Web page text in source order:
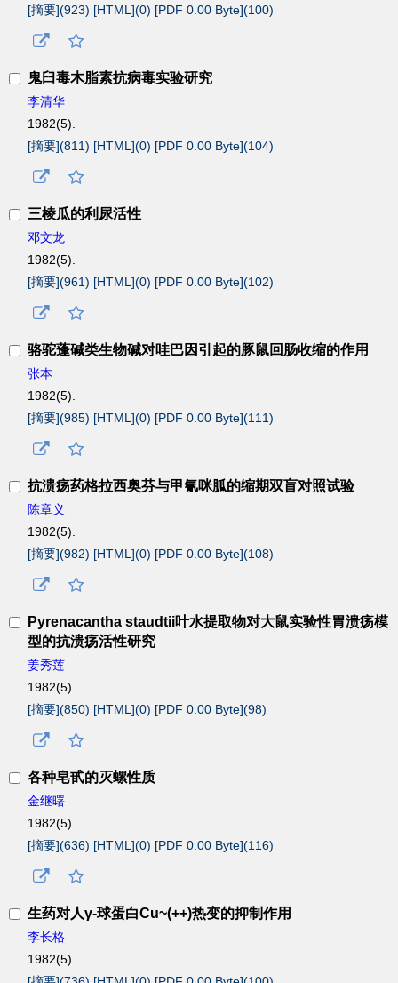
[摘要](923) [HTML](0) [PDF 0.00 Byte](100)
鬼臼毒木脂素抗病毒实验研究
李清华
1982(5).
[摘要](811) [HTML](0) [PDF 0.00 Byte](104)
三棱瓜的利尿活性
邓文龙
1982(5).
[摘要](961) [HTML](0) [PDF 0.00 Byte](102)
骆驼蓬碱类生物碱对哇巴因引起的豚鼠回肠收缩的作用
张本
1982(5).
[摘要](985) [HTML](0) [PDF 0.00 Byte](111)
抗溃疡药格拉西奥芬与甲氰咪胍的缩期双盲对照试验
陈章义
1982(5).
[摘要](982) [HTML](0) [PDF 0.00 Byte](108)
Pyrenacantha staudtii叶水提取物对大鼠实验性胃溃疡模
型的抗溃疡活性研究
姜秀莲
1982(5).
[摘要](850) [HTML](0) [PDF 0.00 Byte](98)
各种皂甙的灭螺性质
金继曙
1982(5).
[摘要](636) [HTML](0) [PDF 0.00 Byte](116)
生药对人γ-球蛋白Cu~(++)热变的抑制作用
李长格
1982(5).